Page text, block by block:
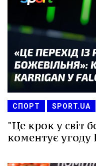
СПОРТ SPORT.UA
"Це крок у світ
коментує